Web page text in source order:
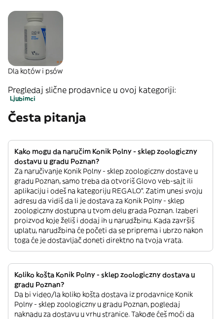
Dla kotów i psów
Pregledaj slične prodavnice u ovoj kategoriji:
Ljubimci
Česta pitanja
Kako mogu da naručim Konik Polny - sklep zoologiczny
dostavu u gradu Poznan?
Za naručivanje Konik Polny - sklep zoologiczny dostave u
gradu Poznan, samo treba da otvoriš Glovo veb-sajt ili
aplikaciju i odeš na kategoriju REGALO”. Zatim unesi svoju
adresu da vidiš da li je dostava za Konik Polny - sklep
zoologiczny dostupna u tvom delu grada Poznan. Izaberi
proizvod koje želiš i dodaj ih u narudžbinu. Kada završiš
uplatu, narudžbina će početi da se priprema i ubrzo nakon
toga će je dostavljač doneti direktno na tvoja vrata.
Koliko košta Konik Polny - sklep zoologiczny dostava u
gradu Poznan?
Da bi video/la koliko košta dostava iz prodavnice Konik
Polny - sklep zoologiczny u gradu Poznan, pogledaj
naknadu za dostavu u vrhu stranice. Takođe ćeš moći da